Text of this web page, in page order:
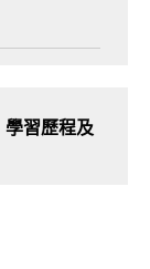
學習歷程及